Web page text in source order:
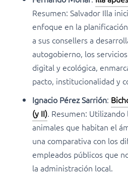
Resumen: Salvador Illa
enfoque en la
a sus consellers a
autogobierno, los
digital y ecológica,
pacto, institucionalidad y
Ignacio Pérez Sarrión:
(y II). Resumen:
animales que habitan el
una comparativa con los
empleados públicos que
la administración local.